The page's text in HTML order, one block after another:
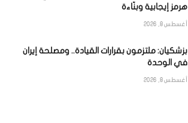
هرمز إيجابية وبنّاءة
أغسطس 8, 2026
بزشكيان: ملتزمون بقرارات القيادة.. ومصلحة إيران
في الوحدة
أغسطس 8, 2026